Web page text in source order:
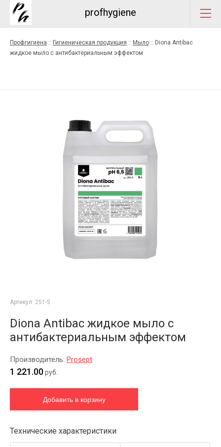
profhygiene
Профгигиена :: Гигиеническая продукция :: Мыло :: Diona Antibac
жидкое мыло с антибактериальным эффектом
Артикул: 251-5
Diona Antibac жидкое мыло с
антибактериальным эффектом
Производитель: Prosept
1 221.00руб.
Технические характеристики